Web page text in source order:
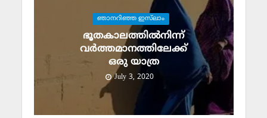
ഞാനറിഞ്ഞ ഇസ്‌ലാം
ഭൂതകാലത്തില്‍നിന്ന്
വര്‍ത്തമാനത്തിലേക്ക്
ഒരു യാത്ര
July 3, 2020